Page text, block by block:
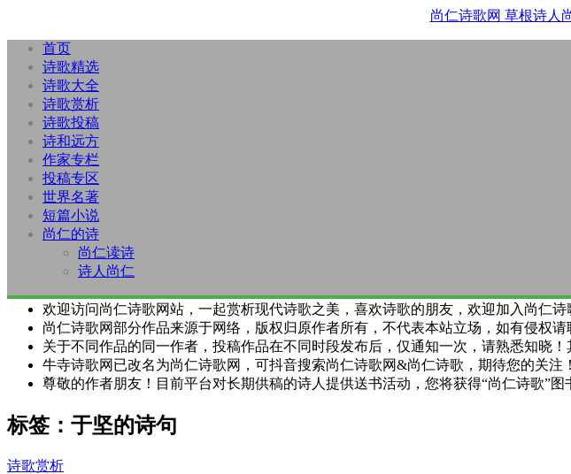
尚仁诗歌网 草根诗人
首页
诗歌精选
诗歌大全
诗歌赏析
诗歌投稿
诗和远方
作家专栏
投稿专区
世界名著
短篇小说
尚仁的诗
尚仁读诗
诗人尚仁
欢迎访问尚仁诗歌网站，一起赏析现代诗歌之美，喜欢诗歌的朋友，欢迎加入尚仁诗
尚仁诗歌网部分作品来源于网络，版权归原作者所有，不代表本站立场，如有侵权
关于不同作品的同一作者，投稿作品在不同时段发布后，仅通知一次，请熟悉知晓！
牛寺诗歌网已改名为尚仁诗歌网，可抖音搜索尚仁诗歌网&尚仁诗歌，期待您的关注！
尊敬的作者朋友！目前平台对长期供稿的诗人提供送书活动，您将获得“尚仁诗歌”
标签：于坚的诗句
诗歌赏析